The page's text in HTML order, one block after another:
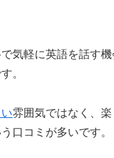
で気軽に英語を話す機
。
雰囲気ではなく、
口コミが多いです。